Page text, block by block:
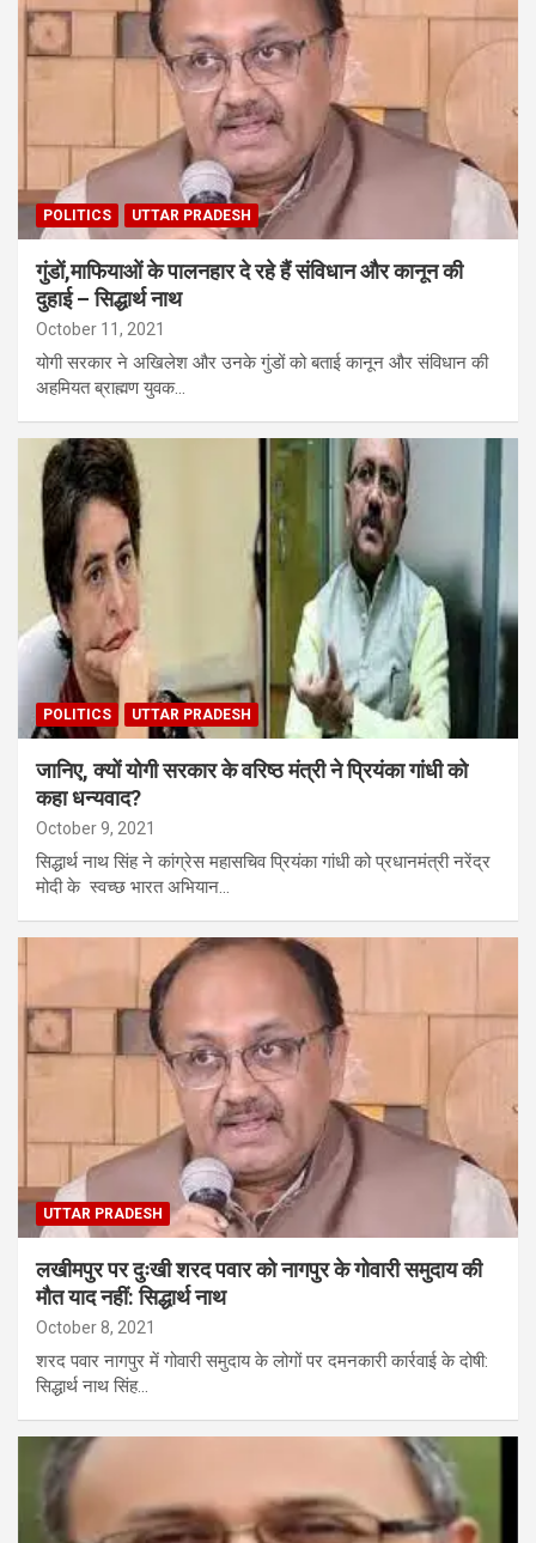
POLITICS UTTAR PRADESH
गुंडों,माफियाओं के पालनहार दे रहे हैं संविधान और कानून की
दुहाई – सिद्धार्थ नाथ
October 11, 2021
योगी सरकार ने अखिलेश और उनके गुंडों को बताई कानून और संविधान की
अहमियत ब्राह्मण युवक…
POLITICS UTTAR PRADESH
जानिए, क्यों योगी सरकार के वरिष्ठ मंत्री ने प्रियंका गांधी को
कहा धन्यवाद?
October 9, 2021
सिद्धार्थ नाथ सिंह ने कांग्रेस महासचिव प्रियंका गांधी को प्रधानमंत्री नरेंद्र
मोदी के स्वच्छ भारत अभियान…
UTTAR PRADESH
लखीमपुर पर दुःखी शरद पवार को नागपुर के गोवारी समुदाय की
मौत याद नहीं: सिद्धार्थ नाथ
October 8, 2021
शरद पवार नागपुर में गोवारी समुदाय के लोगों पर दमनकारी कार्रवाई के दोषी:
सिद्धार्थ नाथ सिंह…